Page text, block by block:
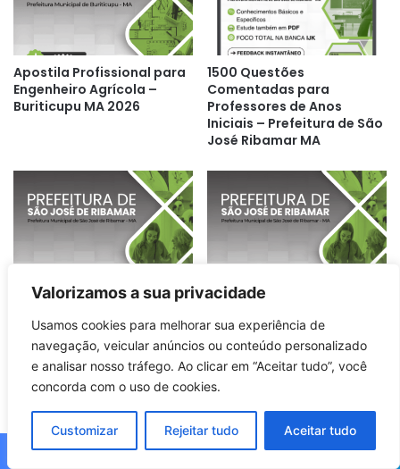
Valorizamos a sua privacidade
Usamos cookies para melhorar sua experiência de
navegação, veicular anúncios ou conteúdo personalizado
e analisar nosso tráfego. Ao clicar em “Aceitar tudo”, você
concorda com o uso de cookies.
Customizar Rejeitar tudo Aceitar tudo
Apostila Profissional para
Engenheiro Agrícola –
Buriticupu MA 2026
1500 Questões
Comentadas para
Professores de Anos
Iniciais – Prefeitura de São
José Ribamar MA
Apostila Completa para
Endemias – São José de
Ribamar MA 2026
Apostila Completa para
Saúde – São José de
Ribamar MA 2026